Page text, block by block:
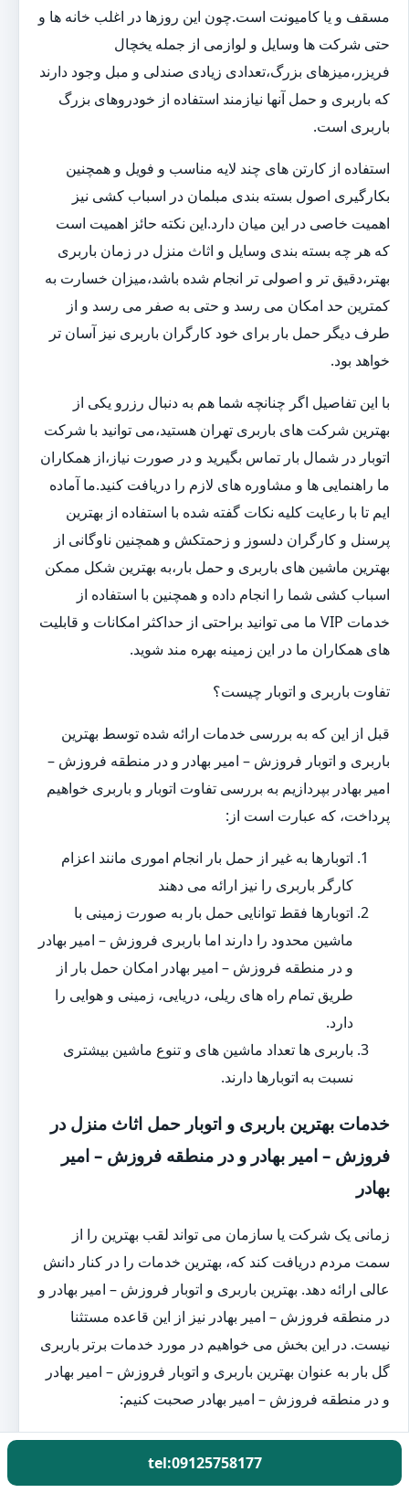
مسقف و یا کامیونت است.چون این روزها در اغلب خانه ها و
حتی شرکت ها وسایل و لوازمی از جمله یخچال
فریزر،میزهای بزرگ،تعدادی زیادی صندلی و مبل وجود دارند
که باربری و حمل آنها نیازمند استفاده از خودروهای بزرگ
باربری است.
استفاده از کارتن های چند لایه مناسب و فویل و همچنین
بکارگیری اصول بسته بندی مبلمان در اسباب کشی نیز
اهمیت خاصی در این میان دارد.این نکته حائز اهمیت است
که هر چه بسته بندی وسایل و اثاث منزل در زمان باربری
بهتر،دقیق تر و اصولی تر انجام شده باشد،میزان خسارت به
کمترین حد امکان می رسد و حتی به صفر می رسد و از
طرف دیگر حمل بار برای خود کارگران باربری نیز آسان تر
خواهد بود.
با این تفاصیل اگر چنانچه شما هم به دنبال رزرو یکی از
بهترین شرکت های باربری تهران هستید،می توانید با شرکت
اتوبار در شمال بار تماس بگیرید و در صورت نیاز،از همکاران
ما راهنمایی ها و مشاوره های لازم را دریافت کنید.ما آماده
ایم تا با رعایت کلیه نکات گفته شده با استفاده از بهترین
پرسنل و کارگران دلسوز و زحمتکش و همچنین ناوگانی از
بهترین ماشین های باربری و حمل بار،به بهترین شکل ممکن
اسباب کشی شما را انجام داده و همچنین با استفاده از
خدمات VIP ما می توانید براحتی از حداکثر امکانات و قابلیت
های همکاران ما در این زمینه بهره مند شوید.
تفاوت باربری و اتوبار چیست؟
قبل از این که به بررسی خدمات ارائه شده توسط بهترین
باربری و اتوبار فروزش – امیر بهادر و در منطقه فروزش –
امیر بهادر بپردازیم به بررسی تفاوت اتوبار و باربری خواهیم
پرداخت، که عبارت است از:
اتوبارها به غیر از حمل بار انجام اموری مانند اعزام
کارگر باربری را نیز ارائه می دهند
اتوبارها فقط توانایی حمل بار به صورت زمینی با
ماشین محدود را دارند اما باربری فروزش – امیر بهادر
و در منطقه فروزش – امیر بهادر امکان حمل بار از
طریق تمام راه های ریلی، دریایی، زمینی و هوایی را
دارد.
باربری ها تعداد ماشین های و تنوع ماشین بیشتری
نسبت به اتوبارها دارند.
خدمات بهترین باربری و اتوبار حمل اثاث منزل در
فروزش – امیر بهادر و در منطقه فروزش – امیر
بهادر
زمانی یک شرکت یا سازمان می تواند لقب بهترین را از
سمت مردم دریافت کند که، بهترین خدمات را در کنار دانش
عالی ارائه دهد. بهترین باربری و اتوبار فروزش – امیر بهادر و
در منطقه فروزش – امیر بهادر نیز از این قاعده مستثنا
نیست. در این بخش می خواهیم در مورد خدمات برتر باربری
گل بار به عنوان بهترین باربری و اتوبار فروزش – امیر بهادر
و در منطقه فروزش – امیر بهادر صحبت کنیم:
بسته بندی اثاث حرفه ای منزل در فروزش – امیر بهادر و در
منطقه فروزش – امیر بهادر
tel:09125758177